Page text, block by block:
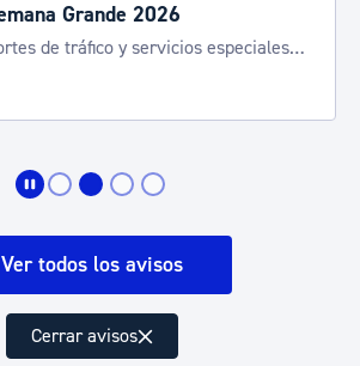
Grande 2026
de tráfico y servicios especiales
Ver todos los avisos
Cerrar avisos